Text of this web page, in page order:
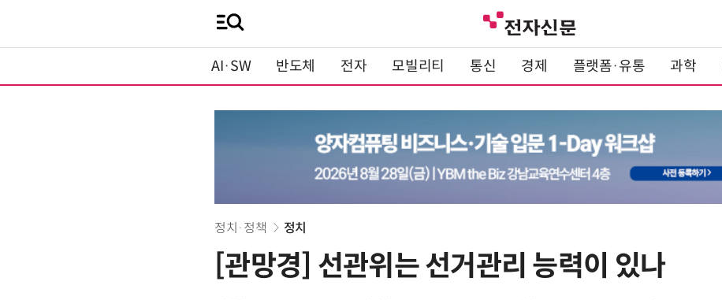
AI·SW 반도체 전자 모빌리티 통신 경제 플랫폼·유통 과학
정치·정책 정치
[관망경] 선관위는 선거관리 능력이 있나